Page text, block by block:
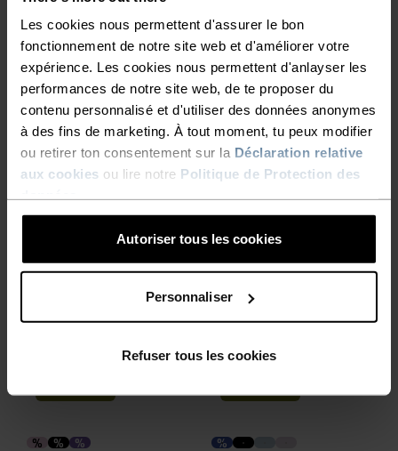
Les cookies nous permettent d'assurer le bon
fonctionnement de notre site web et d'améliorer votre
expérience. Les cookies nous permettent d'anlayser les
performances de notre site web, de te proposer du
contenu personnalisé et d'utiliser des données anonymes
à des fins de marketing. À tout moment, tu peux modifier
ou retirer ton consentement sur la Déclaration relative
aux cookies ou lire notre Politique de Protection des
Autoriser tous les cookies
Personnaliser
Refuser tous les cookies
39,95 €49,95 €
20,95 €34,95 €
-20 %
Promos d’été
% %
Sous-vêtement technique
Mérinos 200 manches
courtes
71,95 €89,95 €
-20 %
Promos d’été
%
Sous-vêtement technique
Active Light 2-Pack set
60,75 €75,95 €
Brassière Seamless
Promos d’été
Brassière Ascent
Performance Wool Medium
55,95 €69,95 €
Promos d’été
% % %
Promos d’été
%